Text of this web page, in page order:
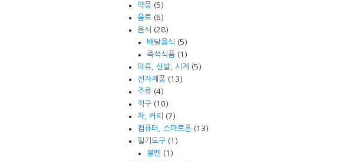
약품(5)
음료(6)
음식 (28)
배달음식 (5)
즉석식품(1)
의류, 신발, 시계
(5)
전자제품(13)
주류(4)
직구(10)
차, 커피
(7)
컴퓨터, 스마트폰(13)
필기도구(1)
볼펜 (1)